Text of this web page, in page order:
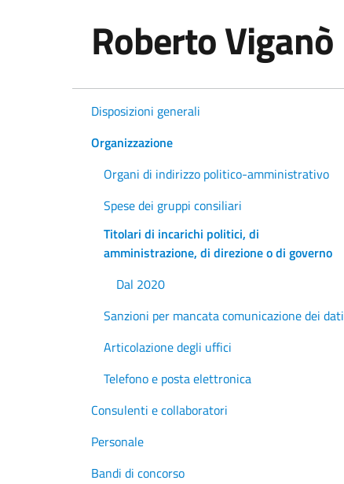
Roberto Viganò
Disposizioni generali
Organizzazione
Organi di indirizzo politico-amministrativo
Spese dei gruppi consiliari
Titolari di incarichi politici, di
amministrazione, di direzione o di governo
Dal 2020
Sanzioni per mancata comunicazione dei dati
Articolazione degli uffici
Telefono e posta elettronica
Consulenti e collaboratori
Personale
Bandi di concorso